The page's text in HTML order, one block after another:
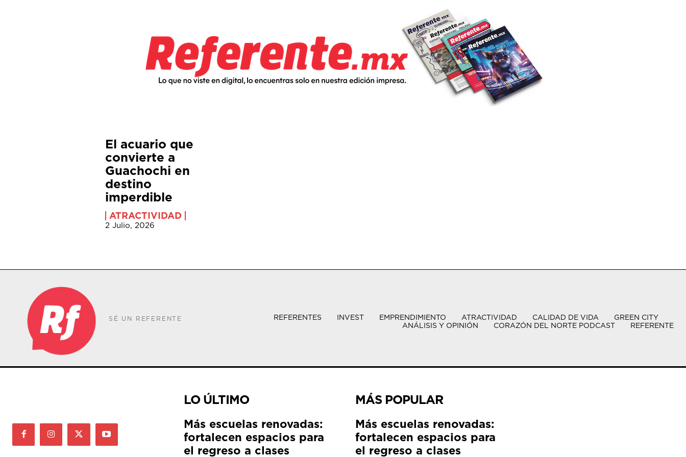
El acuario que
convierte a
Guachochi en
destino
imperdible
ATRACTIVIDAD
2 Julio, 2026
SÉ UN REFERENTE REFERENTES INVEST EMPRENDIMIENTO ATRACTIVIDAD CALIDAD DE VIDA
GREEN CITY
ANÁLISIS Y OPINIÓN
CORAZÓN DEL NORTE PODCAST REFERENTE
LO ÚLTIMO
Más escuelas renovadas:
fortalecen espacios para
el regreso a clases
MÁS POPULAR
Más escuelas renovadas:
fortalecen espacios para
el regreso a clases